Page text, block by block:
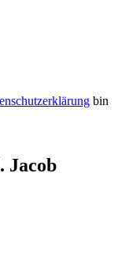
bin
Jacob